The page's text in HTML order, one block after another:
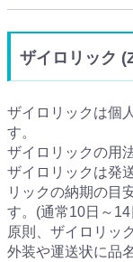
ザイロリック
ザイロリックは個
す。
ザイロリックの用
ザイロリックは発
リックの納期の目
す。(通常10日～
原則、ザイロリッ
外装や運送状に品